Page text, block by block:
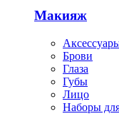
Макияж
Брови
Глаза
Губы
Лицо
Наборы